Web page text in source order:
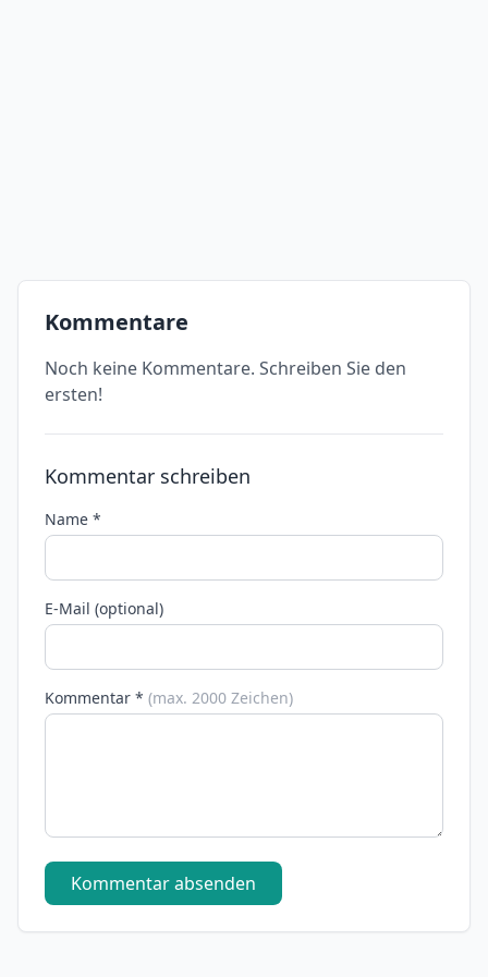
Kommentare
Noch keine Kommentare. Schreiben Sie den
ersten!
Kommentar schreiben
Name *
E-Mail (optional)
Kommentar * (max. 2000 Zeichen)
Kommentar absenden